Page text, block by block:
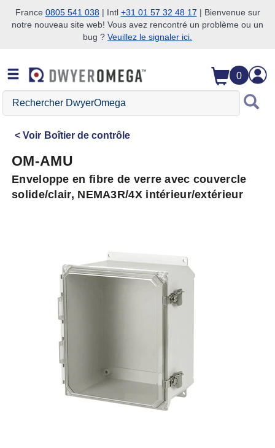
Passer à la recherche
Passer au contenu principal
Passer à la navigation
France 0805 541 038| Intl +31 01 57 32 48 17 | Bienvenue sur
notre nouveau site web! Vous avez rencontré un problème ou un
bug ? Veuillez le signaler ici.
0
Rechercher
DwyerOmega
Voir Boîtier de contrôle
OM-AMU
Enveloppe en fibre de verre avec couvercle
solide/clair, NEMA3R/4X intérieur/extérieur